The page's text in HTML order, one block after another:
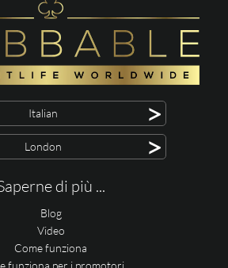
Italian >
London >
di più ...
Blog
Video
Come funziona
funziona per i promotori